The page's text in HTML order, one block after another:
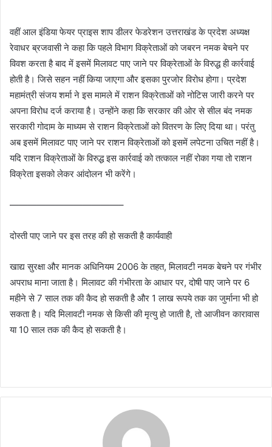
वहीं आल इंडिया फेयर प्राइस शाप डीलर फेडरेशन उत्तराखंड के प्रदेश अध्यक्ष
रेवाधर ब्रजवासी ने कहा कि पहले विभाग विक्रेताओं को जबरन नमक बेचने पर
विवश करता है बाद में इसमें मिलावट पाए जाने पर विक्रेताओं के विरुद्ध ही कार्रवाई
होती है। जिसे सहन नहीं किया जाएगा और इसका पुरजोर विरोध होगा। प्रदेश
महामंत्री संजय शर्मा ने इस मामले में राशन विक्रेताओं को नोटिस जारी करने पर
अपना विरोध दर्ज कराया है। उन्होंने कहा कि सरकार की ओर से सील बंद नमक
सरकारी गोदाम के माध्यम से राशन विक्रेताओं को वितरण के लिए दिया था। परंतु
अब इसमें मिलावट पाए जाने पर राशन विक्रेताओं को इसमें लपेटना उचित नहीं है।
यदि राशन विक्रेताओं के विरुद्ध इस कार्रवाई को तत्काल नहीं रोका गया तो राशन
विक्रेता इसको लेकर आंदोलन भी करेंगे।
————————————–
दोस्ती पाए जाने पर इस तरह की हो सकती है कार्यवाही
खाद्य सुरक्षा और मानक अधिनियम 2006 के तहत, मिलावटी नमक बेचने पर गंभीर
अपराध माना जाता है। मिलावट की गंभीरता के आधार पर, दोषी पाए जाने पर 6
महीने से 7 साल तक की कैद हो सकती है और 1 लाख रूपये तक का जुर्माना भी हो
सकता है। यदि मिलावटी नमक से किसी की मृत्यु हो जाती है, तो आजीवन कारावास
या 10 साल तक की कैद हो सकती है।